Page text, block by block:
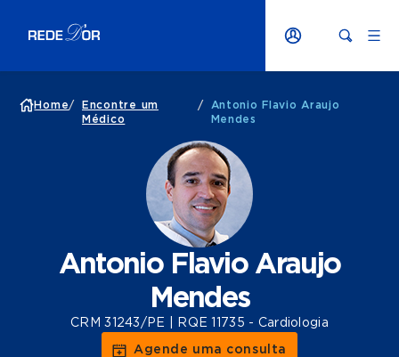
Home/
Encontre um
Médico
/
Antonio Flavio Araujo
Mendes
Antonio Flavio Araujo
Mendes
CRM 31243/PE | RQE 11735 - Cardiologia
Agende uma consulta